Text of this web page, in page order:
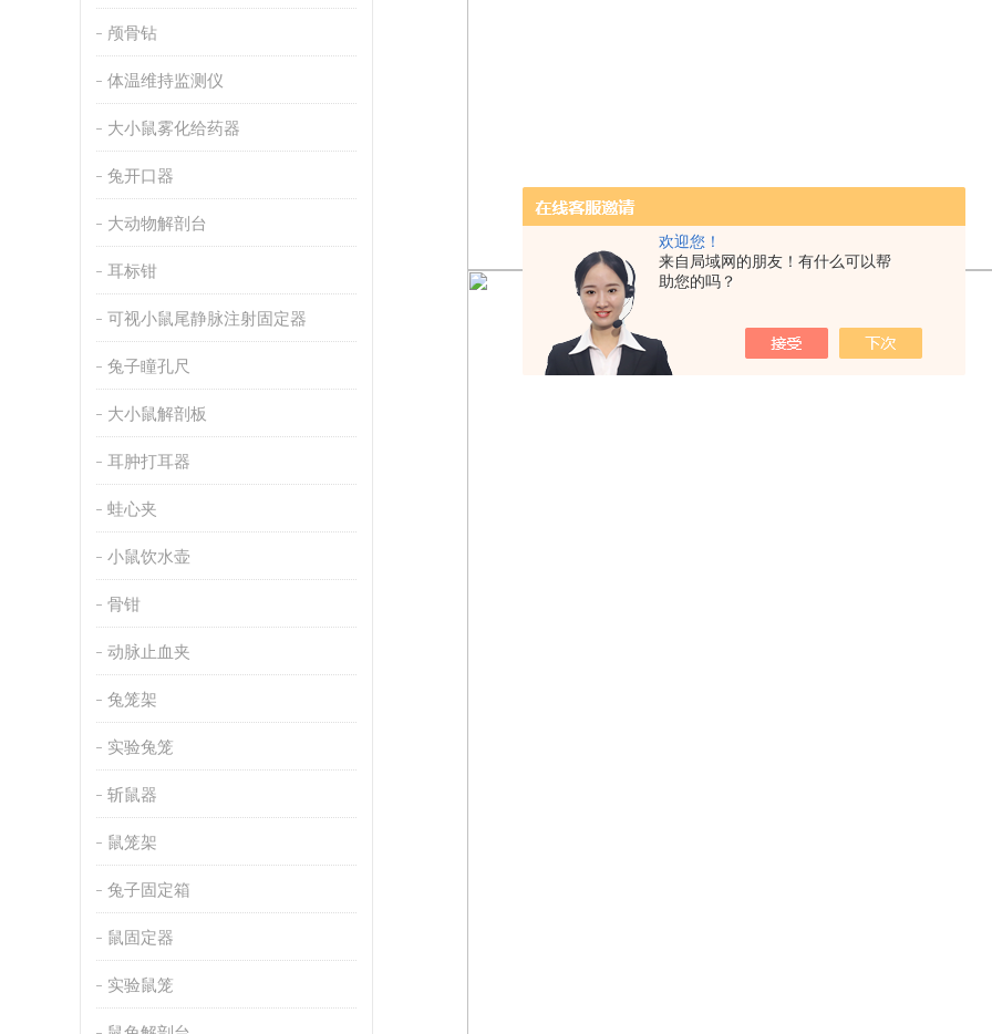
欢迎您！
来自局域网的朋友！有什么可以帮
助您的吗？
颅骨钻
体温维持监测仪
大小鼠雾化给药器
兔开口器
大动物解剖台
耳标钳
可视小鼠尾静脉注射固定器
兔子瞳孔尺
大小鼠解剖板
耳肿打耳器
蛙心夹
小鼠饮水壶
骨钳
动脉止血夹
兔笼架
实验兔笼
斩鼠器
鼠笼架
兔子固定箱
鼠固定器
实验鼠笼